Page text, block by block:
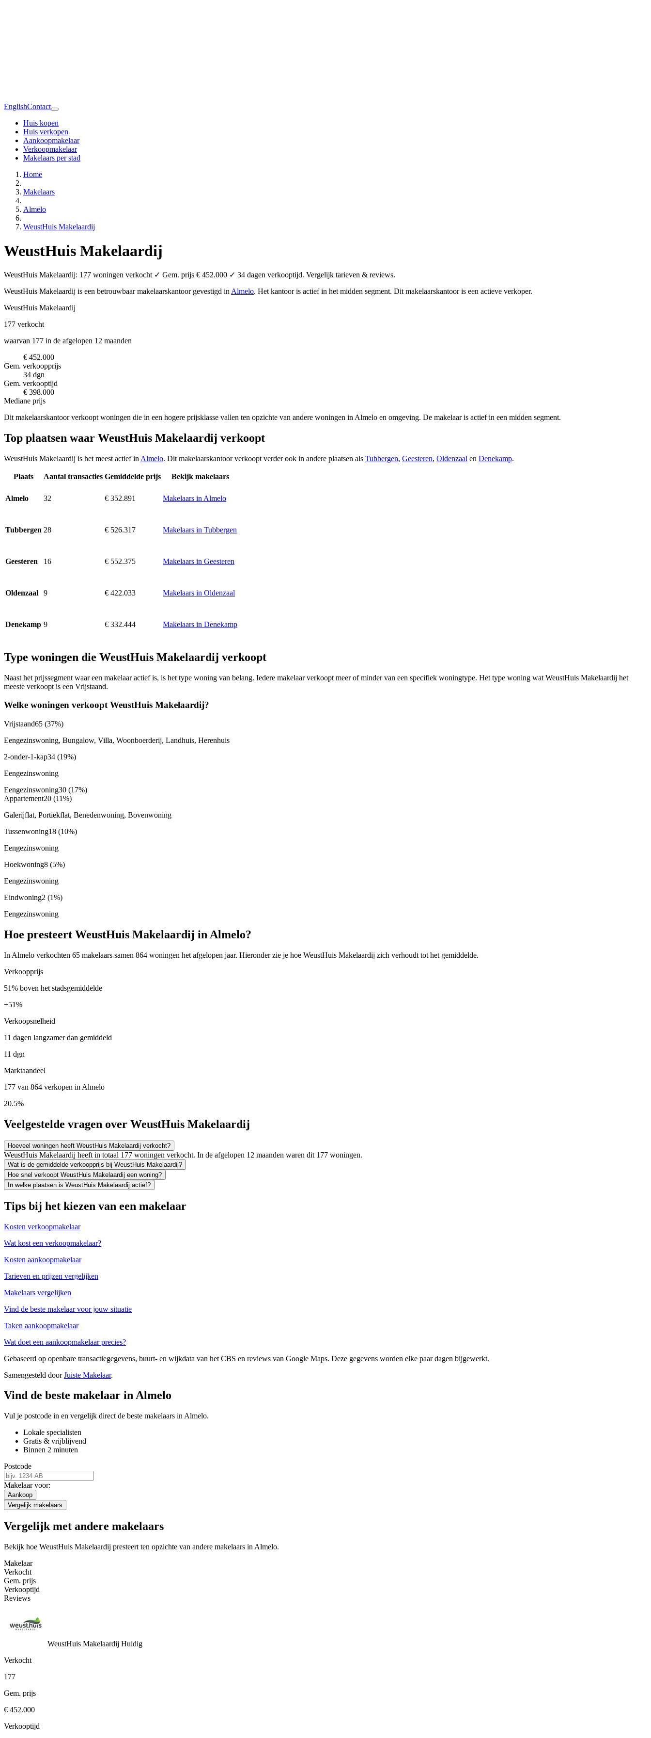
EnglishContact
Huis kopen
Huis verkopen
Aankoopmakelaar
Verkoopmakelaar
Makelaars per stad
Home
Makelaars
Almelo
WeustHuis Makelaardij
WeustHuis Makelaardij
WeustHuis Makelaardij: 177 woningen verkocht ✓ Gem. prijs € 452.000 ✓ 34 dagen verkooptijd. Vergelijk tarieven & reviews.
WeustHuis Makelaardij is een betrouwbaar makelaarskantoor gevestigd in Almelo. Het kantoor is actief in het midden segment. Dit makelaarskantoor is een actieve verkoper.
WeustHuis Makelaardij
177 verkocht
waarvan 177 in de afgelopen 12 maanden
€ 452.000
Gem. verkoopprijs
34 dgn
Gem. verkooptijd
€ 398.000
Mediane prijs
Dit makelaarskantoor verkoopt woningen die in een hogere prijsklasse vallen ten opzichte van andere woningen in Almelo en omgeving. De makelaar is actief in een midden segment.
Top plaatsen waar WeustHuis Makelaardij verkoopt
WeustHuis Makelaardij is het meest actief in Almelo. Dit makelaarskantoor verkoopt verder ook in andere plaatsen als Tubbergen, Geesteren, Oldenzaal en Denekamp.
Plaats Aantal transacties Gemiddelde prijs Bekijk makelaars
Almelo 32 € 352.891 Makelaars in Almelo
Tubbergen 28 € 526.317 Makelaars in Tubbergen
Geesteren 16 € 552.375 Makelaars in Geesteren
Oldenzaal 9 € 422.033 Makelaars in Oldenzaal
Denekamp 9 € 332.444 Makelaars in Denekamp
Type woningen die WeustHuis Makelaardij verkoopt
Naast het prijssegment waar een makelaar actief is, is het type woning van belang. Iedere makelaar verkoopt meer of minder van een specifiek woningtype. Het type woning wat WeustHuis Makelaardij het
meeste verkoopt is een Vrijstaand.
Welke woningen verkoopt WeustHuis Makelaardij?
Vrijstaand65 (37%)
Eengezinswoning, Bungalow, Villa, Woonboerderij, Landhuis, Herenhuis
2-onder-1-kap34 (19%)
Eengezinswoning
Eengezinswoning30 (17%)
Appartement20 (11%)
Galerijflat, Portiekflat, Benedenwoning, Bovenwoning
Tussenwoning18 (10%)
Eengezinswoning
Hoekwoning8 (5%)
Eengezinswoning
Eindwoning2 (1%)
Eengezinswoning
Hoe presteert WeustHuis Makelaardij in Almelo?
In Almelo verkochten 65 makelaars samen 864 woningen het afgelopen jaar. Hieronder zie je hoe WeustHuis Makelaardij zich verhoudt tot het gemiddelde.
Verkoopprijs
51% boven het stadsgemiddelde
+51%
Verkoopsnelheid
11 dagen langzamer dan gemiddeld
11 dgn
Marktaandeel
177 van 864 verkopen in Almelo
20.5%
Veelgestelde vragen over WeustHuis Makelaardij
Hoeveel woningen heeft WeustHuis Makelaardij verkocht?
WeustHuis Makelaardij heeft in totaal 177 woningen verkocht. In de afgelopen 12 maanden waren dit 177 woningen.
Wat is de gemiddelde verkoopprijs bij WeustHuis Makelaardij?
Hoe snel verkoopt WeustHuis Makelaardij een woning?
In welke plaatsen is WeustHuis Makelaardij actief?
Tips bij het kiezen van een makelaar
Kosten verkoopmakelaar
Wat kost een verkoopmakelaar?
Kosten aankoopmakelaar
Tarieven en prijzen vergelijken
Makelaars vergelijken
Vind de beste makelaar voor jouw situatie
Taken aankoopmakelaar
Wat doet een aankoopmakelaar precies?
Gebaseerd op openbare transactiegegevens, buurt- en wijkdata van het CBS en reviews van Google Maps. Deze gegevens worden elke paar dagen bijgewerkt.
Samengesteld doorJuiste Makelaar.
Vind de beste makelaar in Almelo
Vul je postcode in en vergelijk direct de beste makelaars in Almelo.
Lokale specialisten
Gratis & vrijblijvend
Binnen 2 minuten
Postcode
Makelaar voor:
Aankoop
Vergelijk makelaars
Vergelijk met andere makelaars
Bekijk hoe WeustHuis Makelaardij presteert ten opzichte van andere makelaars in Almelo.
Makelaar
Verkocht
Gem. prijs
Verkooptijd
Reviews
WeustHuis Makelaardij Huidig
Verkocht
177
Gem. prijs
€ 452.000
Verkooptijd